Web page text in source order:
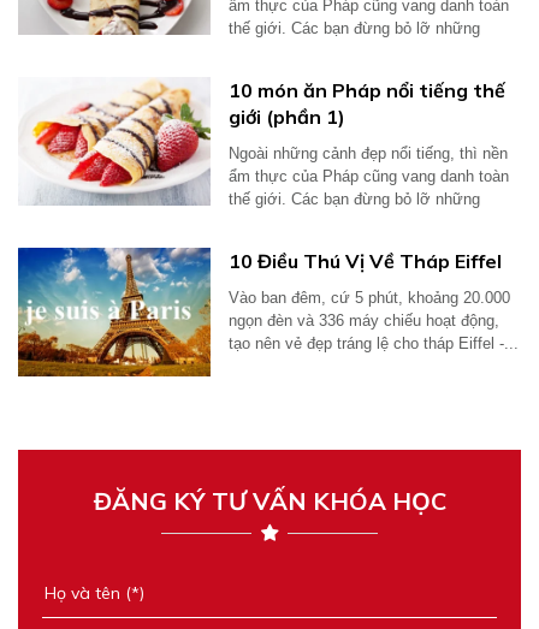
ẩm thực của Pháp cũng vang danh toàn
thế giới. Các bạn đừng bỏ lỡ những
10 món ăn Pháp nổi tiếng thế
giới (phần 1)
Ngoài những cảnh đẹp nổi tiếng, thì nền
ẩm thực của Pháp cũng vang danh toàn
thế giới. Các bạn đừng bỏ lỡ những
10 Điều Thú Vị Về Tháp Eiffel
Vào ban đêm, cứ 5 phút, khoảng 20.000
ngọn đèn và 336 máy chiếu hoạt động,
tạo nên vẻ đẹp tráng lệ cho tháp Eiffel -...
ĐĂNG KÝ TƯ VẤN KHÓA HỌC